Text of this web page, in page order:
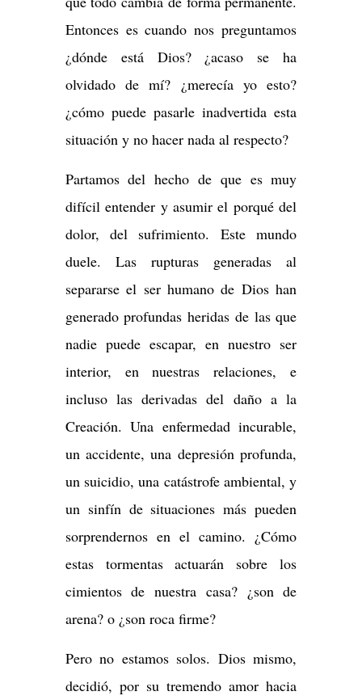
Entonces es cuando nos preguntamos
¿dónde está Dios? ¿acaso se ha
olvidado de mí? ¿merecía yo esto?
¿cómo puede pasarle inadvertida esta
situación y no hacer nada al respecto?
Partamos del hecho de que es muy
difícil entender y asumir el porqué del
dolor, del sufrimiento. Este mundo
duele. Las rupturas generadas al
separarse el ser humano de Dios han
generado profundas heridas de las que
nadie puede escapar, en nuestro ser
interior, en nuestras relaciones, e
incluso las derivadas del daño a la
Creación. Una enfermedad incurable,
un accidente, una depresión profunda,
un suicidio, una catástrofe ambiental, y
un sinfín de situaciones más pueden
sorprendernos en el camino. ¿Cómo
estas tormentas actuarán sobre los
cimientos de nuestra casa? ¿son de
arena? o ¿son roca firme?
Pero no estamos solos. Dios mismo,
decidió, por su tremendo amor hacia